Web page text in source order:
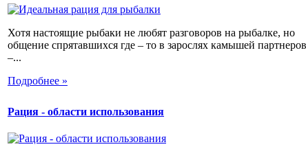
Хотя настоящие рыбаки не любят разговоров на рыбалке, но
общение спрятавшихся где – то в зарослях камышей
–...
Подробнее »
Рация - области использования